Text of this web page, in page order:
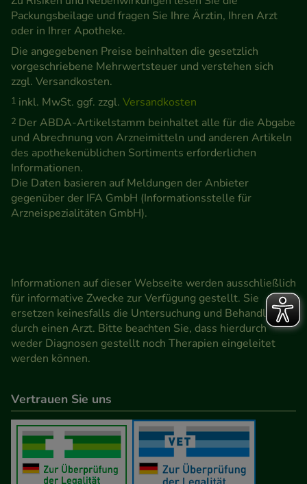
Informationen über die Art und Weise der Nutzung
unserer Website sammeln, mit deren Hilfe wir
unsere Website weiter für Sie optimieren können,
den Inhalt auf unserer Website aber auch die
Werbung auf Drittseiten möglichst relevant für Sie
teilweise an Dritte wie z.B. Google oder soziale
Medien übertragen werden.
Packungsbeilage und fragen Sie Ihre Ärztin, Ihren Arzt
oder in Ihrer Apotheke.
Die angegebenen Preise beinhalten die gesetzlich
vorgeschriebene Mehrwertsteuer und verstehen sich
zzgl. Versandkosten.
1 inkl. MwSt. ggf. zzgl. Versandkosten
2 Der ABDA-Artikelstamm beinhaltet alle für die Abgabe
und Abrechnung von Arzneimitteln und anderen Artikeln
des apothekenüblichen Sortiments erforderlichen
Informationen.
Die Daten basieren auf Meldungen der Anbieter
gegenüber der IFA GmbH (Informationsstelle für
Arzneispezialitäten GmbH).
Informationen auf dieser Webseite werden ausschließlich
für informative Zwecke zur Verfügung gestellt. Sie
ersetzen keinesfalls die Untersuchung und Behandlung
durch einen Arzt. Bitte beachten Sie, dass hierdurch
weder Diagnosen gestellt noch Therapien eingeleitet
werden können.
Vertrauen Sie uns